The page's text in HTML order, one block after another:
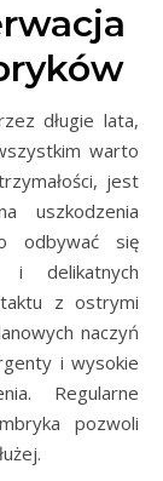
długie lata,
warto
jest
uszkodzenia
odbywać się
delikatnych
z ostrymi
naczyń
i wysokie
Regularne
pozwoli